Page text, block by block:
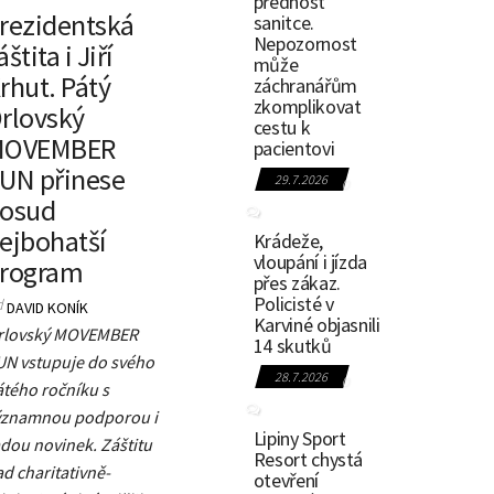
i Jiří
Pátý
přinese
DAVID KONÍK
MOVEMBER
vstupuje do svého
ročníku s
podporou i
novinek. Záštitu
charitativně-
sanitce.
Nepozornost
může
záchranářům
zkomplikovat
cestu k
pacientovi
29.7.2026 0
Krádeže,
vloupání i jízda
přes zákaz.
Policisté v
Karviné objasnili
14 skutků
28.7.2026 0
Lipiny Sport
Resort chystá
otevření